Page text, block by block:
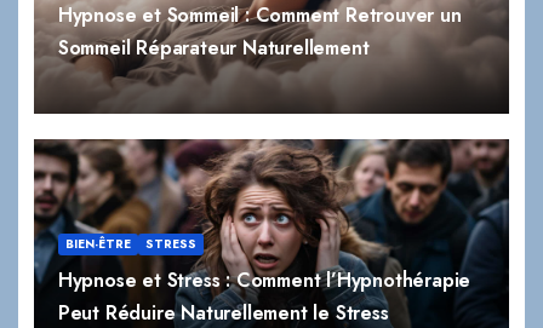
Hypnose et Sommeil : Comment Retrouver un
Sommeil Réparateur Naturellement
BIEN-ÊTRE STRESS
Hypnose et Stress : Comment l’Hypnothérapie
Peut Réduire Naturellement le Stress